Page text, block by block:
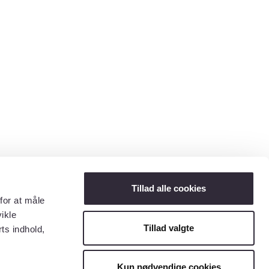
at måle
indhold,
Tillad alle cookies
Tillad valgte
Kun nødvendige cookies